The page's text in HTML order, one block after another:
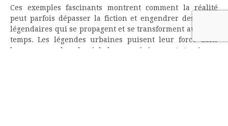
Ces exemples fascinants montrent comment la réalité
peut parfois dépasser la fiction et engendrer des récits
légendaires qui se propagent et se transforment au fil du
temps. Les légendes urbaines puisent leur force dans
leur ancrage dans le réel, dans ces événements tragiques